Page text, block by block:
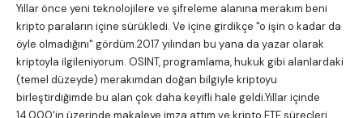
Yıllar önce yeni teknolojilere ve şifreleme alanına merakım beni
kripto paraların içine sürükledi. Ve içine girdikçe "o işin o kadar da
öyle olmadığını" gördüm.2017 yılından bu yana da yazar olarak
kriptoyla ilgileniyorum. OSINT, programlama, hukuk gibi alanlardaki
(temel düzeyde) merakımdan doğan bilgiyle kriptoyu
birleştirdiğimde bu alan çok daha keyifli hale geldi.Yıllar içinde
14.000'in üzerinde makaleye imza attım ve kripto ETF süreçleri,